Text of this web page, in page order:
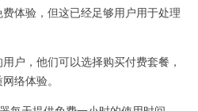
体验，但这已经足够用户用于处理
，他们可以选择购买付费套餐，
络体验。